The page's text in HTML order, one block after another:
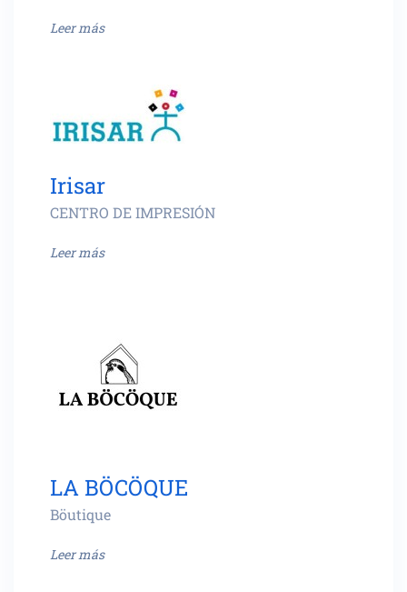
Leer más
Irisar
CENTRO DE IMPRESIÓN
Leer más
LA BÖCÖQUE
Böutique
Leer más